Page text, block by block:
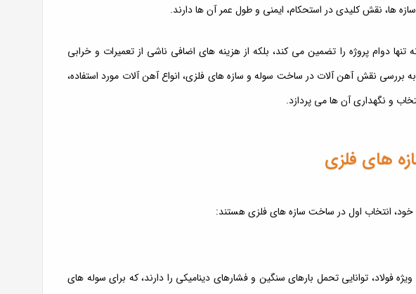
ها، نقش کلیدی در استحکام، ایمنی و طول عمر آن ها دارند.
تنها دوام پروژه را تضمین می کند، بلکه از هزینه های اضافی ناشی از تعمیرات و خرابی
بررسی نقش آهن آلات در ساخت سوله و سازه های فلزی، انواع آهن آلات مورد استفاده،
و نگهداری آن ها می پردازد.
انتخاب اول در ساخت سازه های فلزی هستند:
فولاد، توانایی تحمل بارهای سنگین و فشارهای دینامیکی را دارند، که برای سوله های